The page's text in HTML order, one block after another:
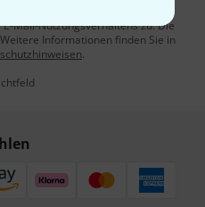
Sie dem Erhalt von E-Mail-
Mail-Nutzungsverhaltens zu. Die
Informationen finden Sie in
.